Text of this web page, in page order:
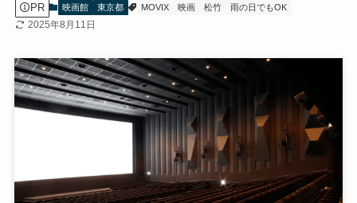
PR 映画館 東京都 MOVIX 映画 松竹 雨の日でもOK
2025年8月11日